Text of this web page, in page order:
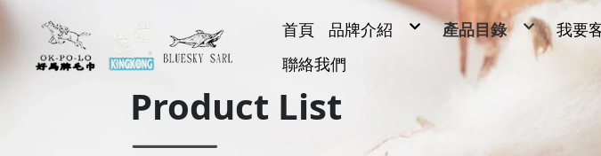
首頁 品牌介紹
KINGKONG
BLUESKY SARL
產品目錄
運動毛巾、麻紗巾
我要
聯絡我們
Product List